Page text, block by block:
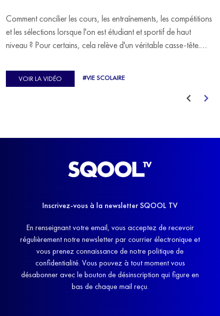
Comment concilier les cours, les entraînements, les compétitions
et les sélections lorsque l'on est étudiant et sportif de haut
niveau ? Pour certains, cela relève d'un véritable casse-tête.
d'Europe de Horse-ball, qui a failli abandonner ses études
avant de trouver un nouvel équilibre.
VOIR LA VIDÉO #VIE SCOLAIRE
Inscrivez-vous à la newsletter SQOOL TV
En renseignant votre email, vous acceptez de recevoir
régulièrement notre newsletter par courrier électronique et
vous prenez connaissance de notre politique de
confidentialité. Vous pouvez à tout moment vous
désabonner avec le bouton de désinscription qui figure en
bas de chaque mail reçu.